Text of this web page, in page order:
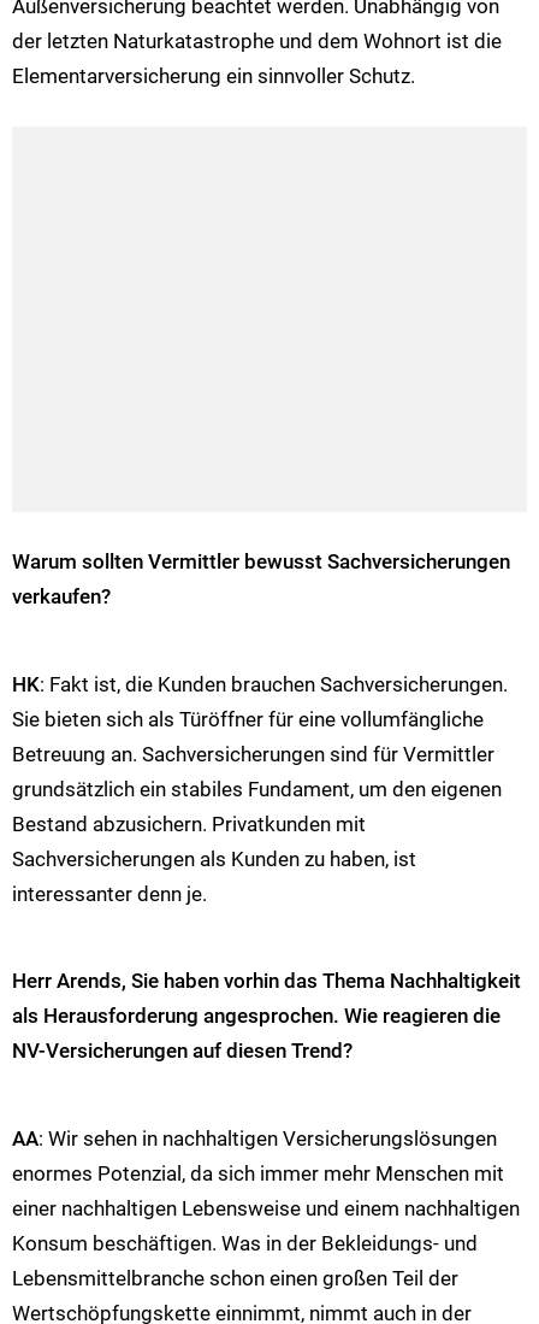
Außenversicherung beachtet werden. Unabhängig von
der letzten Naturkatastrophe und dem Wohnort ist die
Elementarversicherung ein sinnvoller Schutz.
Warum sollten Vermittler bewusst Sachversicherungen
verkaufen?
HK: Fakt ist, die Kunden brauchen Sachversicherungen.
Sie bieten sich als Türöffner für eine vollumfängliche
Betreuung an. Sachversicherungen sind für Vermittler
grundsätzlich ein stabiles Fundament, um den eigenen
Bestand abzusichern. Privatkunden mit
Sachversicherungen als Kunden zu haben, ist
interessanter denn je.
Herr Arends, Sie haben vorhin das Thema Nachhaltigkeit
als Herausforderung angesprochen. Wie reagieren die
NV-Versicherungen auf diesen Trend?
AA: Wir sehen in nachhaltigen Versicherungslösungen
enormes Potenzial, da sich immer mehr Menschen mit
einer nachhaltigen Lebensweise und einem nachhaltigen
Konsum beschäftigen. Was in der Bekleidungs- und
Lebensmittelbranche schon einen großen Teil der
Wertschöpfungskette einnimmt, nimmt auch in der